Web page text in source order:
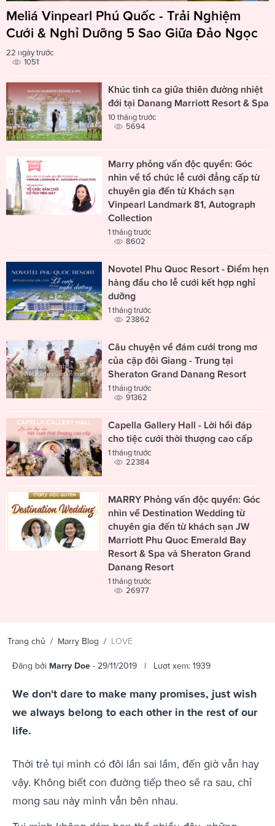
Meliá Vinpearl Phú Quốc - Trải Nghiệm
Cưới & Nghỉ Dưỡng 5 Sao Giữa Đảo Ngọc
22 ngày trước
1051
Khúc tình ca giữa thiên đường nhiệt
đới tại Danang Marriott Resort & Spa
10 tháng trước
5694
Marry phỏng vấn độc quyền: Góc
nhìn về tổ chức lễ cưới đẳng cấp từ
chuyên gia đến từ Khách sạn
Vinpearl Landmark 81, Autograph
Collection
1 tháng trước
8602
Novotel Phu Quoc Resort - Điểm hẹn
hàng đầu cho lễ cưới kết hợp nghỉ
dưỡng
1 tháng trước
23862
Câu chuyện về đám cưới trong mơ
của cặp đôi Giang - Trung tại
Sheraton Grand Danang Resort
1 tháng trước
91362
Capella Gallery Hall - Lời hồi đáp
cho tiệc cưới thời thượng cao cấp
1 tháng trước
22384
MARRY Phỏng vấn độc quyền: Góc
nhìn về Destination Wedding từ
chuyên gia đến từ khách sạn JW
Marriott Phu Quoc Emerald Bay
Resort & Spa và Sheraton Grand
Danang Resort
1 tháng trước
26977
Trang chủ / Marry Blog / LOVE
Đăng bởi Marry Doe - 29/11/2019 | Lượt xem: 1939
We don't dare to make many promises, just wish
we always belong to each other in the rest of our
life.
Thời trẻ tụi mình có đôi lần sai lầm, đến giờ vẫn hay
vậy. Không biết con đường tiếp theo sẽ ra sau, chỉ
mong sau này mình vẫn bên nhau.